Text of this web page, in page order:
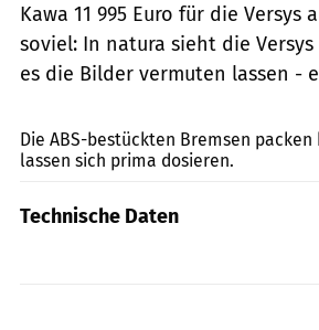
Kawa 11 995 Euro für die Versys
soviel: In natura sieht die Versys
es die Bilder vermuten lassen -
Die ABS-bestückten Bremsen packen
lassen sich prima dosieren.
Technische Daten